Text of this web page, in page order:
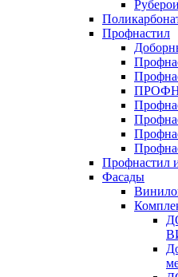
Профнастил
Профнастил
Фасады